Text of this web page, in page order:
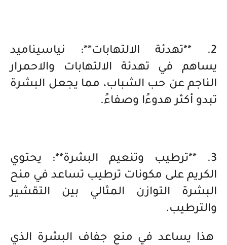
2. **تهدئة الالتهابات**: نياسيناميد
يساهم في تهدئة الالتهابات والاحمرار
الناجم عن حب الشباب، مما يجعل البشرة
تبدو أكثر هدوءًا وصفاءً.
3. **ترطيب وتنعيم البشرة**: يحتوي
الكريم على مكونات ترطيب تساعد في منح
البشرة التوازن المثالي بين التقشير
والترطيب.
هذا يساعد في منع جفاف البشرة الذي